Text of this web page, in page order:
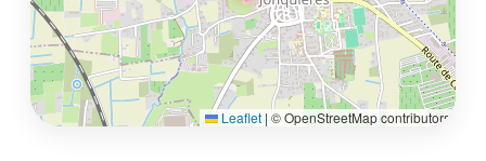
Leaflet | © OpenStreetMap contributors